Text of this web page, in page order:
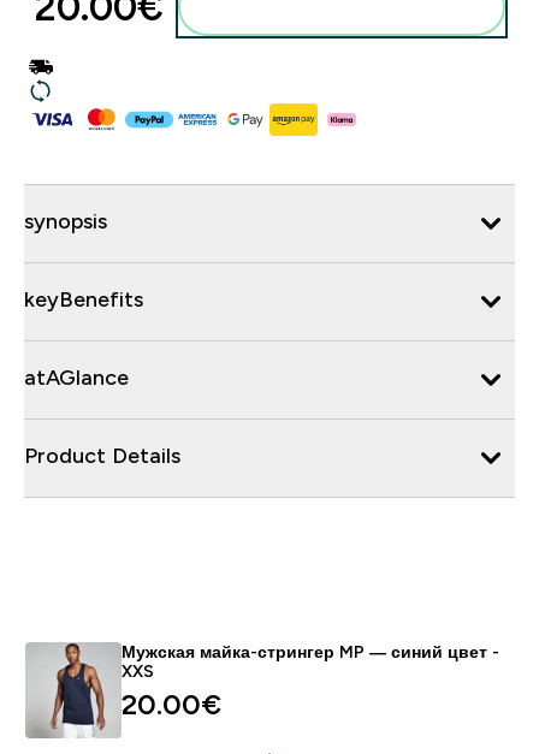
synopsis
keyBenefits
atAGlance
Product Details
Мужская майка-стрингер MP — синий цвет -
XXS
20.00€‎